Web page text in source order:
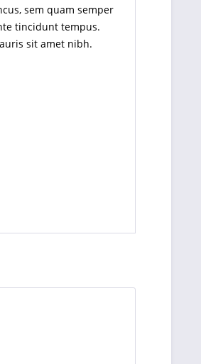
sem quam semper
tincidunt tempus.
sit amet nibh.